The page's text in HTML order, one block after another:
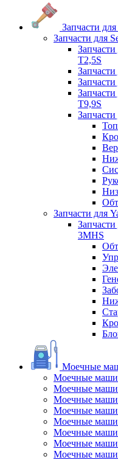
Запчасти
Запчасти для
Т2,5S
T9,9S
Запчасти для
3MHS
Моечные
Моечные
Моечные
Моечные
Моечные
Моечные
Моечные
Моечные
Моечные